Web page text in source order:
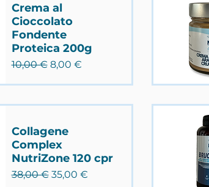
Crema al
Cioccolato
Fondente
Proteica 200g
Prezzo regolare
10,00 € Prezzo scontato
8,00 €
Collagene
Complex
NutriZone 120 cpr
Prezzo regolare
38,00 € Prezzo scontato
35,00 €